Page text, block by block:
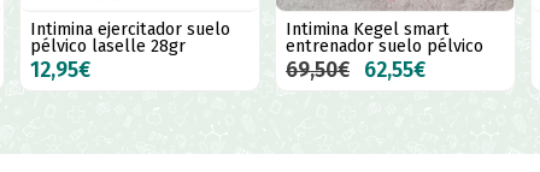
Intimina Kegel smart
entrenador suelo pélvico
69,50€
ammo fit ejercitador de
suelo pélvico
44,95€